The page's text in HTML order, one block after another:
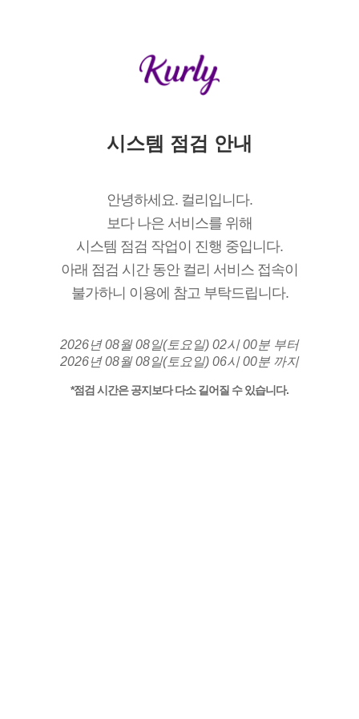
시스템 점검 안내
안녕하세요. 컬리입니다.
보다 나은 서비스를 위해
시스템 점검 작업이 진행 중입니다.
아래 점검 시간 동안 컬리 서비스 접속이
불가하니 이용에 참고 부탁드립니다.
2026년 08월 08일(토요일) 02시 00분 부터
2026년 08월 08일(토요일) 06시 00분 까지
*점검 시간은 공지보다 다소 길어질 수 있습니다.